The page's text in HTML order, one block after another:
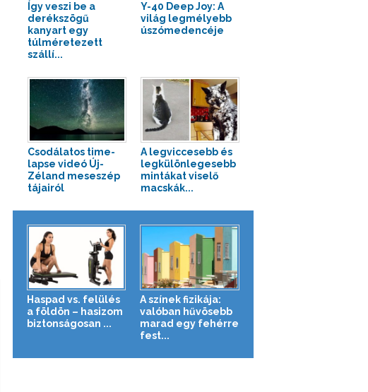
Így veszi be a
derékszögű
kanyart egy
túlméretezett
szállí...
Y-40 Deep Joy: A
világ legmélyebb
úszómedencéje
Csodálatos time-
lapse videó Új-
Zéland meseszép
tájairól
A legviccesebb és
legkülönlegesebb
mintákat viselő
macskák...
Haspad vs. felülés
a földön – hasizom
biztonságosan ...
A színek fizikája:
valóban hűvösebb
marad egy fehérre
fest...